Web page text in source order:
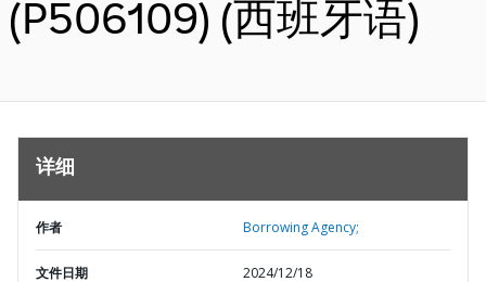
(P506109) (西班牙语)
详细
作者 Borrowing Agency;
文件日期 2024/12/18